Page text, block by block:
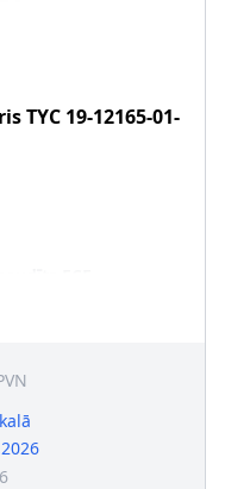
TYC 19-12165-01-